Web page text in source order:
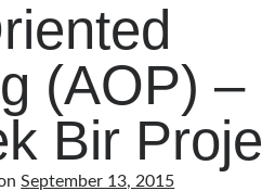
(AOP) –
Bir Proje
September 13, 2015